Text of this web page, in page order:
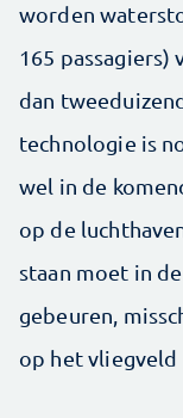
worden
165 passagiers)
dan
technologie is
wel in de
op de
staan moet in
gebeuren,
op het vliegveld